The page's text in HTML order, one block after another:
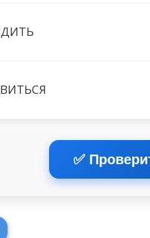
✅